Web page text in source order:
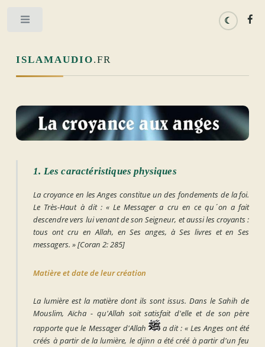
ISLAMAUDIO.FR
1. Les caractéristiques physiques
La croyance en les Anges constitue un des fondements de la foi.
Le Très-Haut à dit :« Le Messager a cru en ce qu´on a fait
descendre vers lui venant de son Seigneur, et aussi les croyants :
tous ont cru en Allah, en Ses anges, à Ses livres et en Ses
messagers. »[Coran 2: 285]
Matière et date de leur création
La lumière est la matière dont ils sont issus. Dans le Sahih de
Mouslim, Aïcha - qu'Allah soit satisfait d'elle et de son père
rapporte que le Messager d'Allah
a dit :« Les Anges ont été
créés à partir de la lumière, le djinn a été créé à partir d'un feu